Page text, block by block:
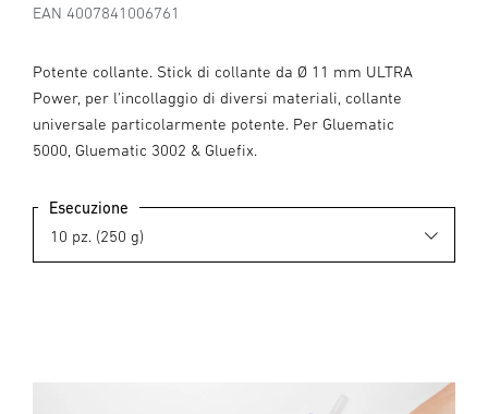
EAN 4007841006761
Potente collante. Stick di collante da Ø 11 mm ULTRA
Power, per l'incollaggio di diversi materiali, collante
universale particolarmente potente. Per Gluematic
5000, Gluematic 3002 & Gluefix.
Esecuzione